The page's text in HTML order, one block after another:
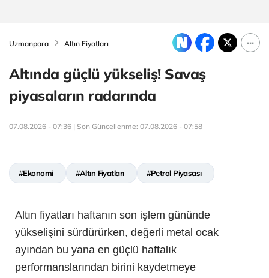
Uzmanpara Altın Fiyatları
Altında güçlü yükseliş! Savaş
piyasaların radarında
07.08.2026 - 07:36 | Son Güncellenme: 07.08.2026 - 07:58
#Ekonomi #Altın Fiyatları #Petrol Piyasası
Altın fiyatları haftanın son işlem gününde
yükselişini sürdürürken, değerli metal ocak
ayından bu yana en güçlü haftalık
performanslarından birini kaydetmeye